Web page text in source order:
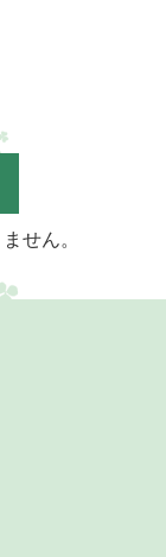
せん。